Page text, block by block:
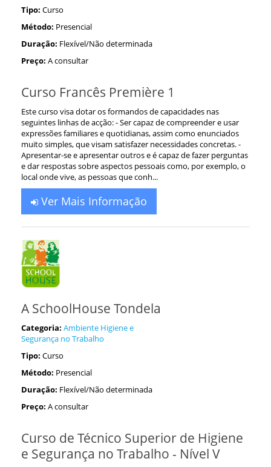
Tipo: Curso
Método: Presencial
Duração: Flexível/Não determinada
Preço: A consultar
Curso Francês Première 1
Este curso visa dotar os formandos de capacidades nas
seguintes linhas de acção: - Ser capaz de compreender e usar
expressões familiares e quotidianas, assim como enunciados
muito simples, que visam satisfazer necessidades concretas. -
Apresentar-se e apresentar outros e é capaz de fazer perguntas
e dar respostas sobre aspectos pessoais como, por exemplo, o
local onde vive, as pessoas que conh...
Ver Mais Informação
A SchoolHouse Tondela
Categoria: Ambiente Higiene e
Segurança no Trabalho
Tipo: Curso
Método: Presencial
Duração: Flexível/Não determinada
Preço: A consultar
Curso de Técnico Superior de Higiene
e Segurança no Trabalho - Nível V